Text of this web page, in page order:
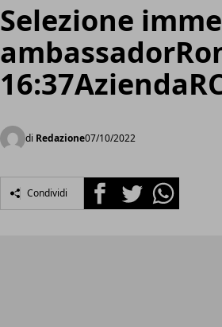
Selezione
di Redazione07/10/2022
Condividi FacebookTwitterWhatsapp